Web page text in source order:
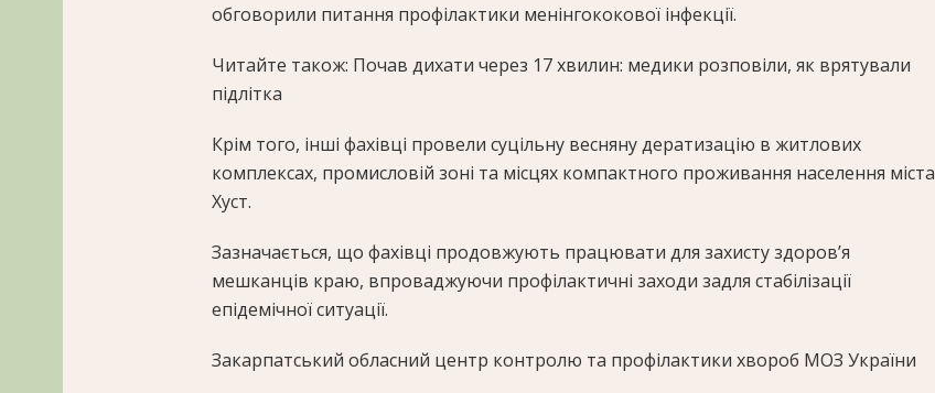
обговорили питання профілактики менінгококової інфекції.
Читайте також: Почав дихати через 17 хвилин: медики розповіли, як врятували
підлітка
Крім того, інші фахівці провели суцільну весняну дератизацію в житлових
комплексах, промисловій зоні та місцях компактного проживання населення міста
Хуст.
Зазначається, що фахівці продовжують працювати для захисту здоров’я
мешканців краю, впроваджуючи профілактичні заходи задля стабілізації
епідемічної ситуації.
Закарпатський обласний центр контролю та профілактики хвороб МОЗ України